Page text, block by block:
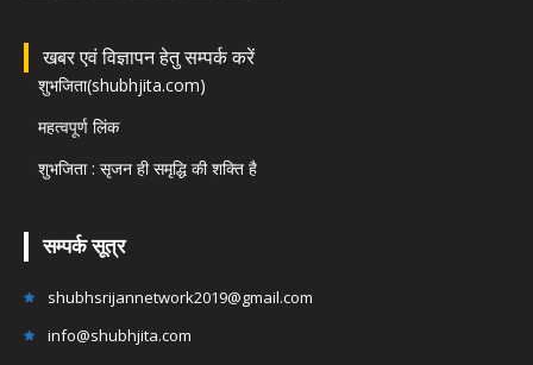
खबर एवं विज्ञापन हेतु सम्पर्क करें
शुभजिता(shubhjita.com)
महत्वपूर्ण लिंक
शुभजिता : सृजन ही समृद्धि की शक्ति है
सम्पर्क सूत्र
shubhsrijannetwork2019@gmail.com
info@shubhjita.com